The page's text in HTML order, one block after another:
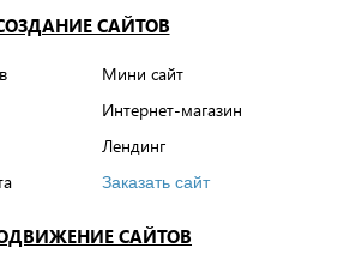
САЙТОВ
Мини сайт
Интернет-магазин
Лендинг
Заказать сайт
САЙТОВ